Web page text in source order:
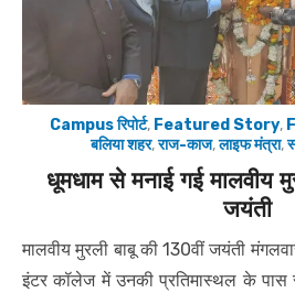
Campus रिपोर्ट, Featured Story,
बलिया शहर,राज-काज,लाइफ मंत्रा,
धूमधाम से मनाई गई मालवीय
जयंती
मालवीय मुरली बाबू की 130वीं जयंती
इंटर कॉलेज में उनकी प्रतिमास्थल के पास